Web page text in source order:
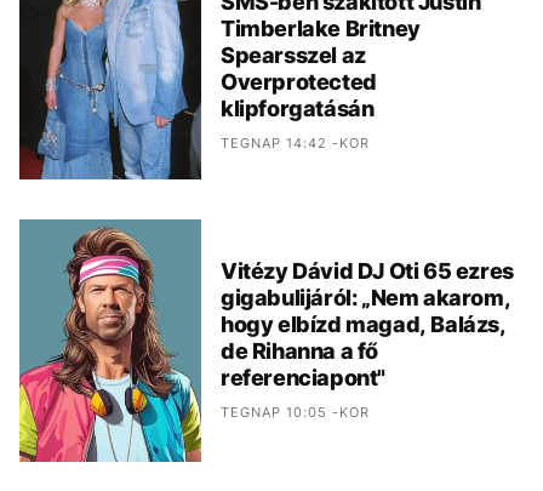
Timberlake Britney
Spearsszel az
Overprotected
klipforgatásán
TEGNAP 14:42 -KOR
Vitézy Dávid DJ Oti 65 ezres
gigabulijáról: „Nem akarom,
hogy elbízd magad, Balázs,
de Rihanna a fő
referenciapont"
TEGNAP 10:05 -KOR